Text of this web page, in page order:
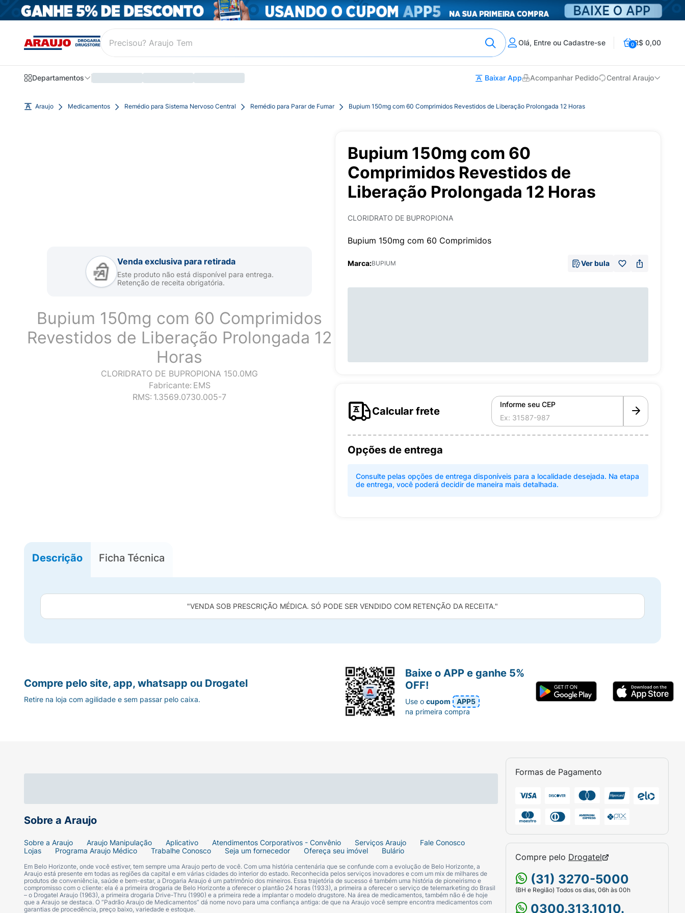
Olá, Entre ou Cadastre-se 0R$ 0,00
Departamentos Baixar App Acompanhar Pedido Central Araujo
Araujo Medicamentos Remédio para Sistema Nervoso Central Remédio para Parar de Fumar Bupium 150mg com 60 Comprimidos Revestidos de Liberação Prolongada 12 Horas
Venda exclusiva para retirada
Este produto não está disponível para entrega.
Retenção de receita obrigatória.
Bupium 150mg com 60 Comprimidos
Revestidos de Liberação Prolongada 12
Horas
CLORIDRATO DE BUPROPIONA 150.0MG
Fabricante: EMS
RMS: 1.3569.0730.005-7
Bupium 150mg com 60
Comprimidos Revestidos de
Liberação Prolongada 12 Horas
CLORIDRATO DE BUPROPIONA
Bupium 150mg com 60 Comprimidos
Marca:BUPIUM Ver bula
Calcular frete
Informe seu CEP
Opções de entrega
Consulte pelas opções de entrega disponíveis para a localidade desejada. Na etapa
de entrega, você poderá decidir de maneira mais detalhada.
Descrição Ficha Técnica
"VENDA SOB PRESCRIÇÃO MÉDICA. SÓ PODE SER VENDIDO COM RETENÇÃO DA RECEITA."
Sobre a Araujo
Sobre a Araujo Araujo Manipulação Aplicativo Atendimentos Corporativos - Convênio Serviços Araujo
Fale Conosco
Lojas
Programa Araujo Médico Trabalhe Conosco Seja um fornecedor Ofereça seu imóvel Bulário
Em Belo Horizonte, onde você estiver, tem sempre uma Araujo perto de você. Com uma história centenária que se confunde com a evolução de Belo Horizonte, a
Araujo está presente em todas as regiões da capital e em várias cidades do interior do estado. Reconhecida pelos serviços inovadores e com um mix de milhares de
produtos de conveniência, saúde e bem-estar, a Drogaria Araujo é um patrimônio dos mineiros. Essa trajetória de sucesso é também uma história de pioneirismo e
compromisso com o cliente: ela é a primeira drogaria de Belo Horizonte a oferecer o plantão 24 horas (1933), a primeira a oferecer o serviço de telemarketing do Brasil
– o Drogatel Araujo (1963), a primeira drogaria Drive-Thru (1990) e a primeira rede a implantar o modelo drugstore. Na área de medicamentos, também não é de hoje
que a Araujo se destaca. O “Padrão Araujo de Medicamentos” dá nome novo para uma confiança antiga: de que na Araujo você sempre encontra medicamentos com
garantias de procedência, preço baixo, variedade e estoque.
Formas de Pagamento
Compre pelo Drogatel
(31) 3270-5000
(BH e Região) Todos os dias, 06h às 00h
0300.313.1010.
Compre pelo site, app, whatsapp ou Drogatel
Retire na loja com agilidade e sem passar pelo caixa.
Baixe o APP e ganhe 5%
OFF!
Use ocupom
APP5
na primeira compra